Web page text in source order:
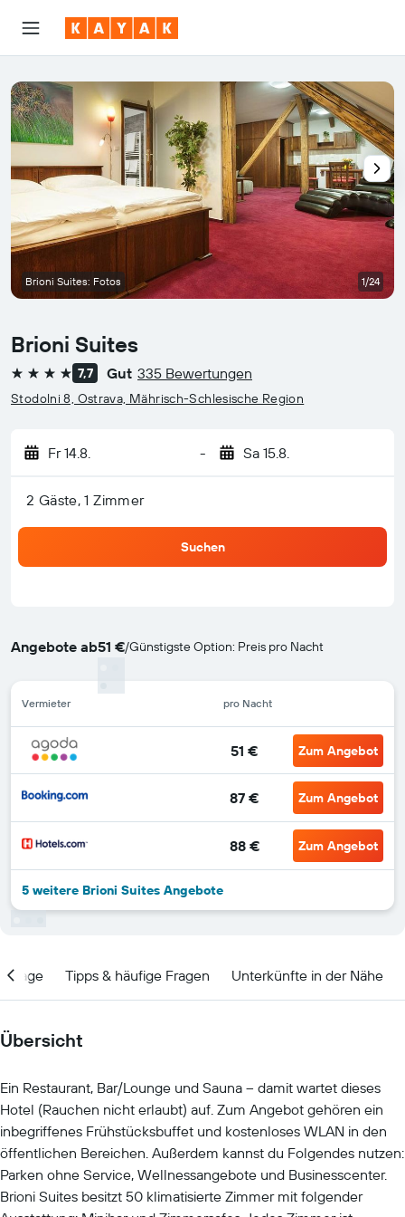
Brioni Suites
4 Sterne 7,7 Gut 335 Bewertungen
Stodolni 8, Ostrava, Mährisch-Schlesische Region
Fr 14.8. - Sa 15.8.
2 Gäste, 1 Zimmer
Suchen
Angebote ab51 €/Günstigste Option: Preis pro Nacht
Vermieter pro Nacht
51 € Zum Angebot
87 € Zum Angebot
88 € Zum Angebot
5 weitere Brioni Suites Angebote
Brioni Suites: Fotos 1/24
Lage Tipps & häufige Fragen Unterkünfte in der Nähe
Übersicht
Ein Restaurant, Bar/Lounge und Sauna – damit wartet dieses
Hotel (Rauchen nicht erlaubt) auf. Zum Angebot gehören ein
inbegriffenes Frühstücksbuffet und kostenloses WLAN in den
öffentlichen Bereichen. Außerdem kannst du Folgendes nutzen:
Parken ohne Service, Wellnessangebote und Businesscenter.
Brioni Suites besitzt 50 klimatisierte Zimmer mit folgender